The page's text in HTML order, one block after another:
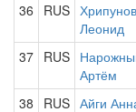
36 RUS Хрипунов
Леонид
37 RUS
Артём
38 RUS Айги